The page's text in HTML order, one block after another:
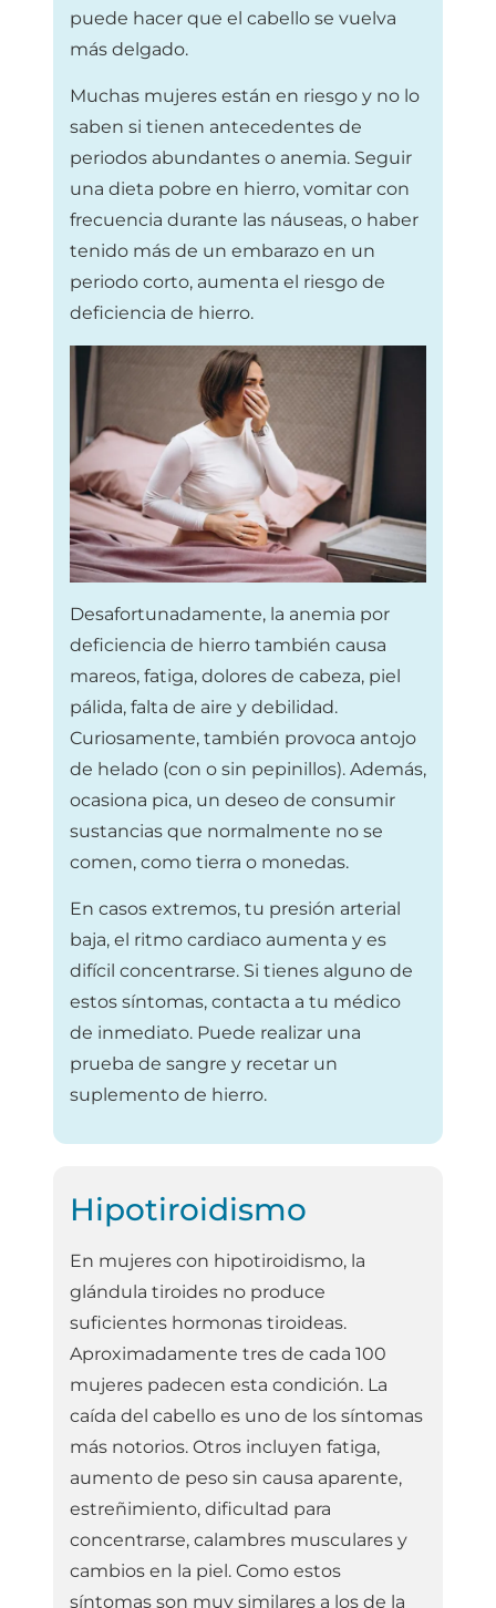
puede hacer que el cabello se vuelva
más delgado.
Muchas mujeres están en riesgo y no lo
saben si tienen antecedentes de
periodos abundantes o anemia. Seguir
una dieta pobre en hierro, vomitar con
frecuencia durante las náuseas, o haber
tenido más de un embarazo en un
periodo corto, aumenta el riesgo de
deficiencia de hierro.
Desafortunadamente, la anemia por
deficiencia de hierro también causa
mareos, fatiga, dolores de cabeza, piel
pálida, falta de aire y debilidad.
Curiosamente, también provoca antojo
de helado (con o sin pepinillos). Además,
ocasiona pica, un deseo de consumir
sustancias que normalmente no se
comen, como tierra o monedas.
En casos extremos, tu presión arterial
baja, el ritmo cardiaco aumenta y es
difícil concentrarse. Si tienes alguno de
estos síntomas, contacta a tu médico
de inmediato. Puede realizar una
prueba de sangre y recetar un
suplemento de hierro.
Hipotiroidismo
En mujeres con hipotiroidismo, la
glándula tiroides no produce
suficientes hormonas tiroideas.
Aproximadamente tres de cada 100
mujeres padecen esta condición. La
caída del cabello es uno de los síntomas
más notorios. Otros incluyen fatiga,
aumento de peso sin causa aparente,
estreñimiento, dificultad para
concentrarse, calambres musculares y
cambios en la piel. Como estos
síntomas son muy similares a los de la